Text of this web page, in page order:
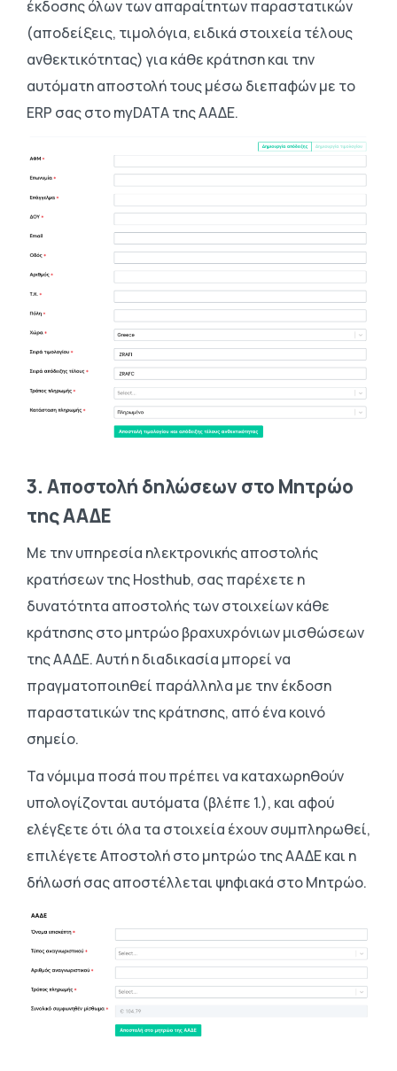
έκδοσης όλων των απαραίτητων παραστατικών
(αποδείξεις, τιμολόγια, ειδικά στοιχεία τέλους
ανθεκτικότητας) για κάθε κράτηση και την
αυτόματη αποστολή τους μέσω διεπαφών με το
ERP σας στο myDATA της ΑΑΔΕ.
3. Aποστολή δηλώσεων στο Mητρώο
της ΑΑΔΕ
Με την υπηρεσία ηλεκτρονικής αποστολής
κρατήσεων της Ηosthub, σας παρέχετε η
δυνατότητα αποστολής των στοιχείων κάθε
κράτησης στο μητρώο βραχυχρόνιων μισθώσεων
της ΑΑΔΕ. Αυτή η διαδικασία μπορεί να
πραγματοποιηθεί παράλληλα με την έκδοση
παραστατικών της κράτησης, από ένα κοινό
σημείο.
Τα νόμιμα ποσά που πρέπει να καταχωρηθούν
υπολογίζονται αυτόματα (βλέπε 1.), και αφού
ελέγξετε ότι όλα τα στοιχεία έχουν συμπληρωθεί,
επιλέγετε Αποστολή στο μητρώο της ΑΑΔΕ και η
δήλωσή σας αποστέλλεται ψηφιακά στο Μητρώο.